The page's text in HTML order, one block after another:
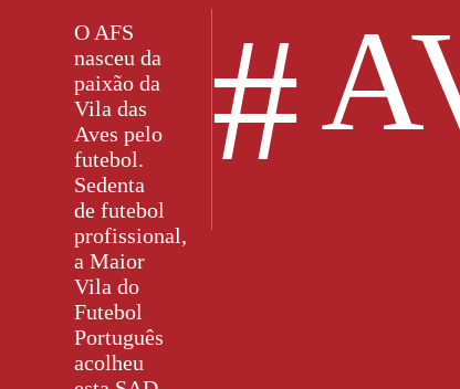
O AFS
nasceu da
paixão da
Vila das
Aves pelo
futebol.
Sedenta
de futebol
profissional,
a Maior
Vila do
Futebol
Português
acolheu
#